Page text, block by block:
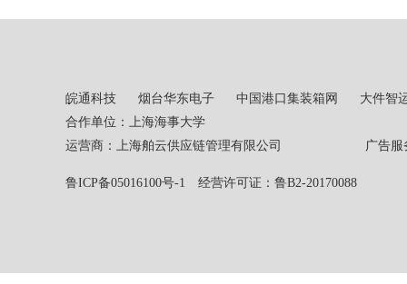
皖通科技 烟台华东电子 中国港口集装箱网
大件智
合作单位：上海海事大学
运营商：上海舶云供应链管理有限公司 广告服务热
鲁ICP备05016100号-1 经营许可证：鲁B2-20170088